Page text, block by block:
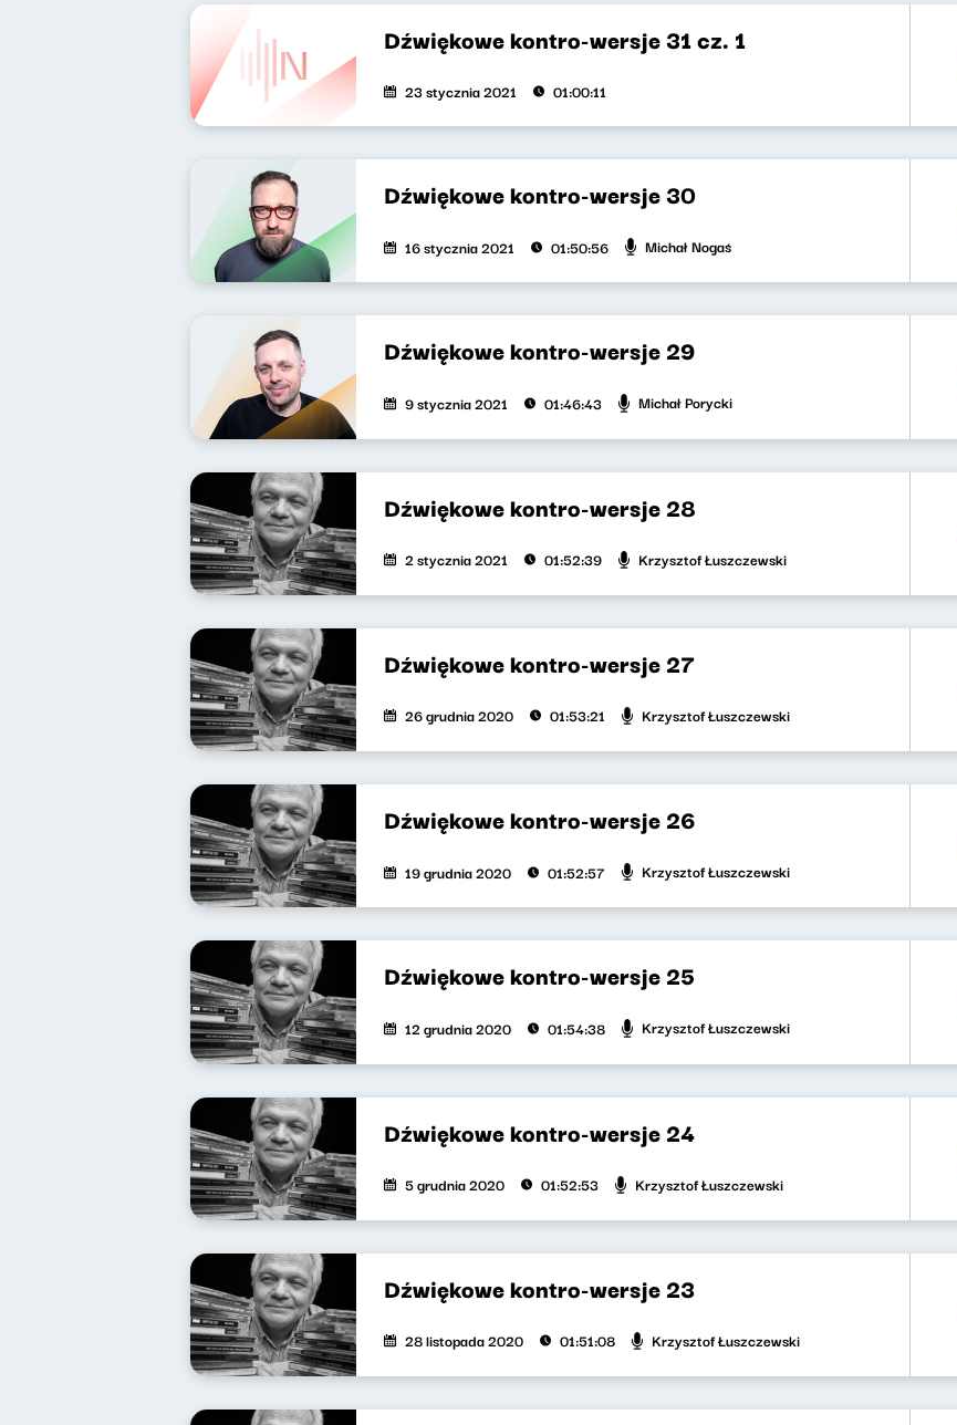
Dźwiękowe kontro-wersje 31 cz. 1
23 stycznia 2021 01:00:11
Dźwiękowe kontro-wersje 30
16 stycznia 2021 01:50:56 Michał Nogaś
Dźwiękowe kontro-wersje 29
9 stycznia 2021 01:46:43 Michał Porycki
Dźwiękowe kontro-wersje 28
2 stycznia 2021 01:52:39 Krzysztof Łuszczewski
Dźwiękowe kontro-wersje 27
26 grudnia 2020 01:53:21 Krzysztof Łuszczewski
Dźwiękowe kontro-wersje 26
19 grudnia 2020 01:52:57 Krzysztof Łuszczewski
Dźwiękowe kontro-wersje 25
12 grudnia 2020 01:54:38 Krzysztof Łuszczewski
Dźwiękowe kontro-wersje 24
5 grudnia 2020 01:52:53 Krzysztof Łuszczewski
Dźwiękowe kontro-wersje 23
28 listopada 2020 01:51:08 Krzysztof Łuszczewski